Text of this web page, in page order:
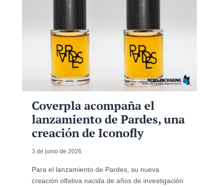
Coverpla acompaña el
lanzamiento de Pardes, una
creación de Iconofly
3 de junio de 2026
Para el lanzamiento de Pardes, su nueva
creación olfativa nacida de años de investigación